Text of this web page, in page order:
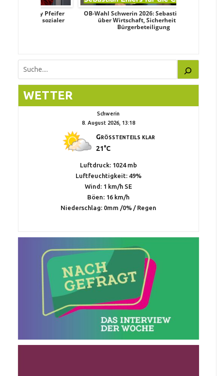
OB-Wahl Schwerin 2026: Sebastian Ehlers
über Wirtschaft, Sicherheit und
Bürgerbeteiligung
Suchen
WETTER
Schwerin
8. August 2026, 13:18
Größtenteils klar
21°C
Luftdruck: 1024 mb
Luftfeuchtigkeit: 49%
Wind: 1 km/h SE
Böen: 16 km/h
Niederschlag: 0mm /0%/ Regen